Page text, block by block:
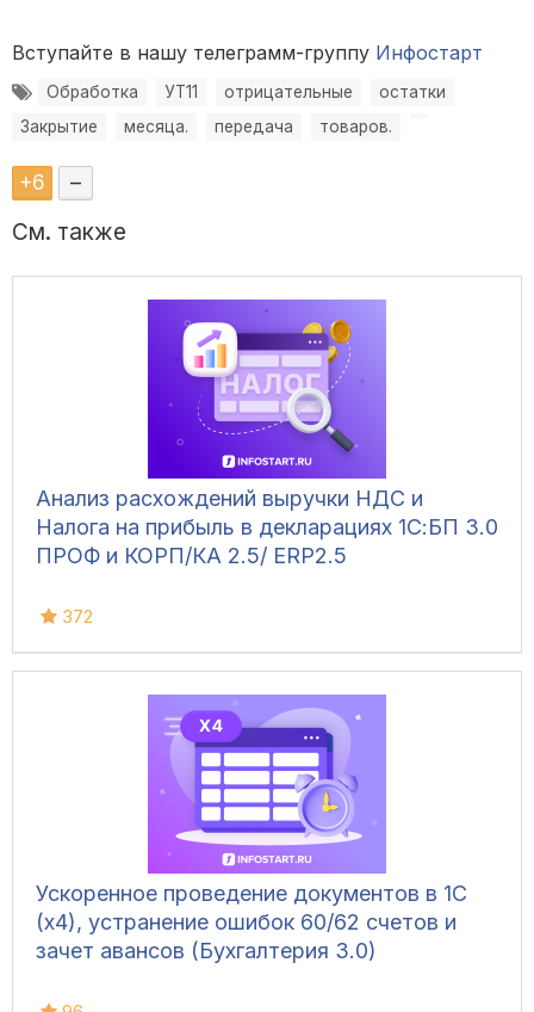
Вступайте в нашу телеграмм-группу Инфостарт
Обработка УТ11 отрицательные
остатки
Закрытие
месяца. передача товаров.
+6 –
См. также
Анализ расхождений выручки НДС и
Налога на прибыль в декларациях 1С:БП 3.0
ПРОФ и КОРП/КА 2.5/ ЕRP2.5
372
Ускоренное проведение документов в 1С
(x4), устранение ошибок 60/62 счетов и
зачет авансов (Бухгалтерия 3.0)